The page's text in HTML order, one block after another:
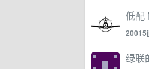
低配
绿联